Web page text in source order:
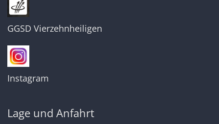
GGSD Vierzehnheiligen
Instagram
Lage und Anfahrt